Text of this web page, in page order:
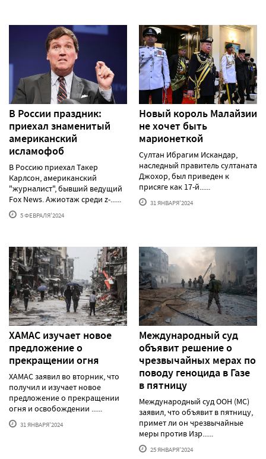
В России праздник:
приехал знаменитый
американский
исламофоб
В Россию приехал Такер
Карлсон, американский
"журналист", бывший ведущий
Fox News. Ажиотаж среди z-......
5 ФЕВРАЛЯ'2024
Новый король Малайзии
не хочет быть
марионеткой
Султан Ибрагим Искандар,
наследный правитель султаната
Джохор, был приведен к
присяге как 17-й......
31 ЯНВАРЯ'2024
ХАМАС изучает новое
предложение о
прекращении огня
ХАМАС заявил во вторник, что
получил и изучает новое
предложение о прекращении
огня и освобождении ......
31 ЯНВАРЯ'2024
Международный суд
объявит решение о
чрезвычайных мерах по
поводу геноцида в Газе
в пятницу
Международный суд ООН (МС)
заявил, что объявит в пятницу,
примет ли он чрезвычайные
меры против Изр......
25 ЯНВАРЯ'2024